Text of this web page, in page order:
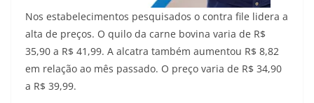
Nos estabelecimentos pesquisados o contra file lidera a
alta de preços. O quilo da carne bovina varia de R$
35,90 a R$ 41,99. A alcatra também aumentou R$ 8,82
em relação ao mês passado. O preço varia de R$ 34,90
a R$ 39,99.